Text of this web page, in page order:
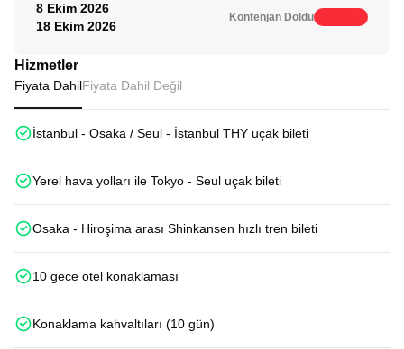
8 Ekim 2026
18 Ekim 2026
Kontenjan Doldu
Hizmetler
Fiyata DahilFiyata Dahil Değil
İstanbul - Osaka / Seul - İstanbul THY uçak bileti
Yerel hava yolları ile Tokyo - Seul uçak bileti
Osaka - Hiroşima arası Shinkansen hızlı tren bileti
10 gece otel konaklaması
Konaklama kahvaltıları (10 gün)